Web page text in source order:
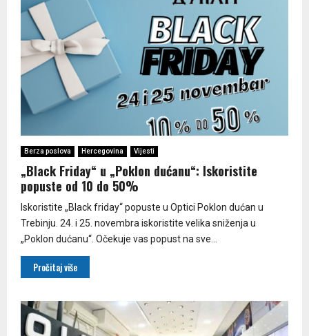
Berza poslova Hercegovina Vijesti
„Black Friday“ u „Poklon dućanu“: Iskoristite
popuste od 10 do 50%
Iskoristite „Black friday“ popuste u Optici Poklon dućan u
Trebinju. 24. i 25. novembra iskoristite velika sniženja u
„Poklon dućanu“. Očekuje vas popust na sve...
Pročitaj više